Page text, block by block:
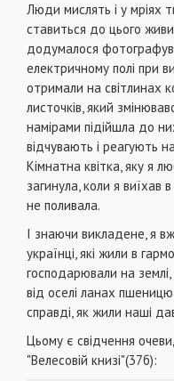
Люди мислять і у мріях
ставиться до цього
додумалося
електричному полі при
отримали на світлинах
листочків, який
намірами підійшла до
відчувають і реагують
Кімнатна квітка, яку я
загинула, коли я виїхав
не поливала.
І знаючи викладене, я
українці, які жили в
господарювали на
від оселі ланах
справді, як жили наші
Цьому є свідчення
"Велесовій книзі"(37б):